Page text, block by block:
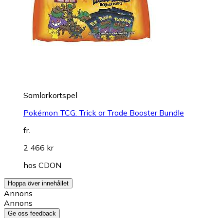
Samlarkortspel
Pokémon TCG: Trick or Trade Booster Bundle
fr.
2 466 kr
hos CDON
Hoppa över innehållet
Annons
Annons
Ge oss feedback